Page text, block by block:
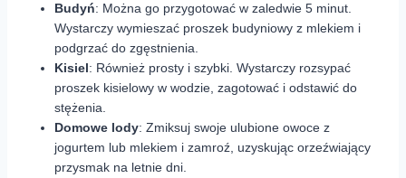
Budyń: Można go przygotować w zaledwie 5 minut.
Wystarczy wymieszać proszek budyniowy z mlekiem i
podgrzać do zgęstnienia.
Kisiel: Również prosty i szybki. Wystarczy rozsypać
proszek kisielowy w wodzie, zagotować i odstawić do
stężenia.
Domowe lody: Zmiksuj swoje ulubione owoce z
jogurtem lub mlekiem i zamroź, uzyskując orzeźwiający
przysmak na letnie dni.